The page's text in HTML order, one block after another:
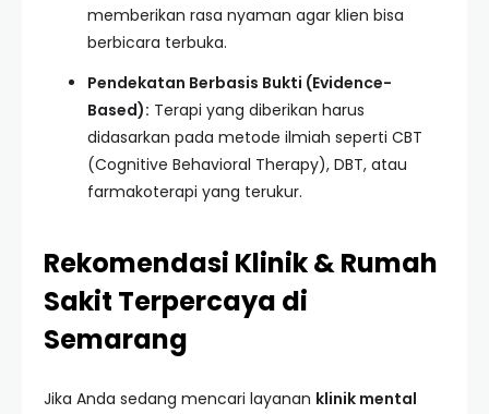
memberikan rasa nyaman agar klien bisa
berbicara terbuka.
Pendekatan Berbasis Bukti (Evidence-
Based): Terapi yang diberikan harus
didasarkan pada metode ilmiah seperti CBT
(Cognitive Behavioral Therapy), DBT, atau
farmakoterapi yang terukur.
Rekomendasi Klinik & Rumah
Sakit Terpercaya di
Semarang
Jika Anda sedang mencari layanan klinik mental